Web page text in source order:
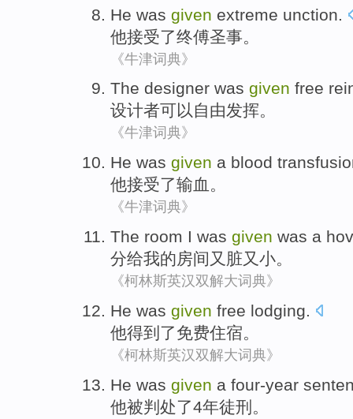
He was given extreme unction
他接受了终傅圣事。
《牛津词典》
The designer was given free
设计者可以自由发挥。
《牛津词典》
He was given a blood
他接受了输血。
《牛津词典》
The room I was given was a
分给我的房间 又脏又 小。
《柯林斯英汉双解大词典》
He was given free lodging.
他得到 了免费住宿。
《柯林斯英汉双解大词典》
He was given a four-year
他被判处了4年徒刑 。